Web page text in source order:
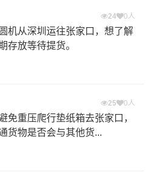
24 0人
机从深圳运往张家口，想了解
存放等待提货。
25 0人
免重压爬行垫纸箱去张家口，
货物是否会与其他货...